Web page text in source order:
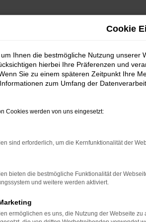
Cookie
Ihnen die bestmögliche Nutzung
hierbei Ihre Präferenzen und
Sie zu einem späteren Zeitpunkt Ihre
zum Umfang der
Cookies werden von uns eingesetzt:
sind erforderlich, um die Kernfunktionalität der
bieten die bestmögliche Funktionalität der
und weitere werden aktiviert.
ermöglichen es uns, die Nutzung der Webseite